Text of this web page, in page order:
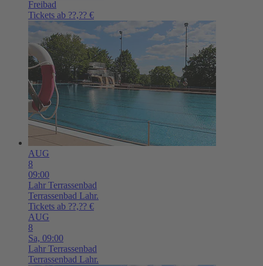
Freibad
Tickets ab ??,?? €
AUG
8
09:00
Lahr Terrassenbad
Terrassenbad Lahr.
Tickets ab ??,?? €
AUG
8
Sa, 09:00
Lahr Terrassenbad
Terrassenbad Lahr.